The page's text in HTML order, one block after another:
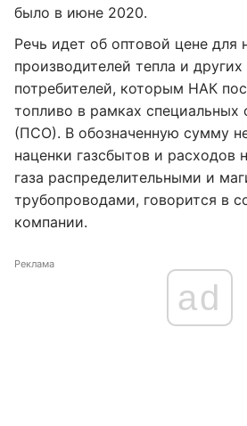
было в июне 2020.
Речь идет об оптовой цене для
производителей тепла и
потребителей, которым НАК
топливо в рамках специальных
(ПСО). В обозначенную сумму
наценки газсбытов и расходов
газа распределительными и
трубопроводами, говорится в
компании.
Реклама
ad